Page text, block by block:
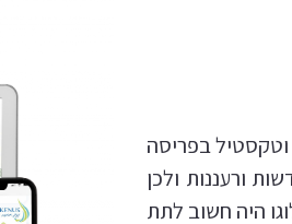
בפריסה
ורעננות ולכן
היה חשוב לתת